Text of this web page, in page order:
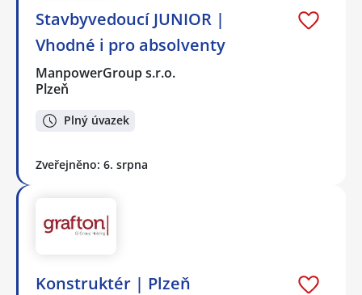
Stavbyvedoucí JUNIOR |
Vhodné i pro absolventy
ManpowerGroup s.r.o.
Plzeň
Plný úvazek
Zveřejněno: 6. srpna
Konstruktér | Plzeň